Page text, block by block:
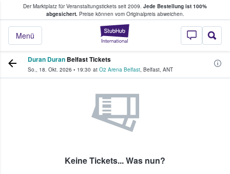
Der Marktplatz für Veranstaltungstickets seit 2009. Jede Bestellung ist 100%
abgesichert.Preise können vom Originalpreis abweichen.
StubHub - Wo
Menü
Tickets kaufen & verkaufen
Duran Duran Belfast Tickets
So., 18. Okt. 2026 • 19:30 at O2 Arena Belfast, Belfast, ANT
Keine Tickets... Was nun?